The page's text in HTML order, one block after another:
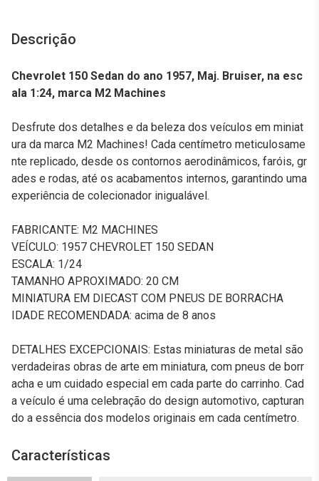
Descrição
Chevrolet 150 Sedan do ano 1957, Maj. Bruiser, na esc
ala 1:24, marca M2 Machines
Desfrute dos detalhes e da beleza dos veículos em miniat
ura da marca M2 Machines! Cada centímetro meticulosame
nte replicado, desde os contornos aerodinâmicos, faróis, gr
ades e rodas, até os acabamentos internos, garantindo uma
experiência de colecionador inigualável.
FABRICANTE: M2 MACHINES
VEÍCULO: 1957 CHEVROLET 150 SEDAN
ESCALA: 1/24
TAMANHO APROXIMADO: 20 CM
MINIATURA EM DIECAST COM PNEUS DE BORRACHA
IDADE RECOMENDADA: acima de 8 anos
DETALHES EXCEPCIONAIS: Estas miniaturas de metal são
verdadeiras obras de arte em miniatura, com pneus de borr
acha e um cuidado especial em cada parte do carrinho. Cad
a veículo é uma celebração do design automotivo, capturan
do a essência dos modelos originais em cada centímetro.
Características